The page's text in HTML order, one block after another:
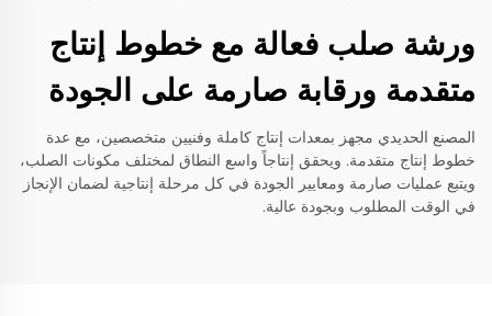
ورشة صلب فعالة مع خطوط إنتاج
متقدمة ورقابة صارمة على الجودة
المصنع الحديدي مجهز بمعدات إنتاج كاملة وفنيين متخصصين، مع عدة
خطوط إنتاج متقدمة. ويحقق إنتاجاً واسع النطاق لمختلف مكونات الصلب،
ويتبع عمليات صارمة ومعايير الجودة في كل مرحلة إنتاجية لضمان الإنجاز
في الوقت المطلوب وبجودة عالية.